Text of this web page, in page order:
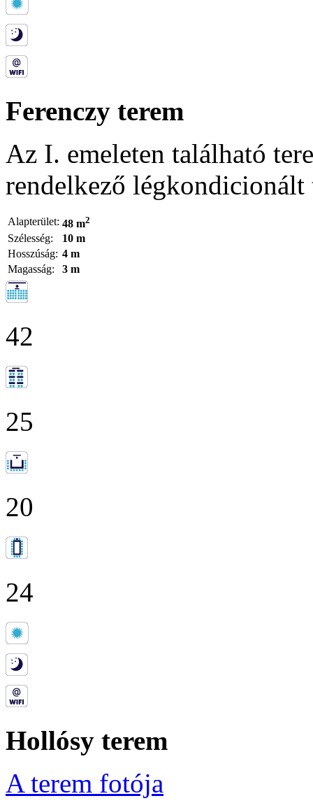
Ferenczy terem
Az I. emeleten található
rendelkező
Alapterület: 48 m2
Szélesség:
10 m
Hosszúság: 4 m
Magasság:
3 m
42
25
20
24
Hollósy terem
A terem fotója